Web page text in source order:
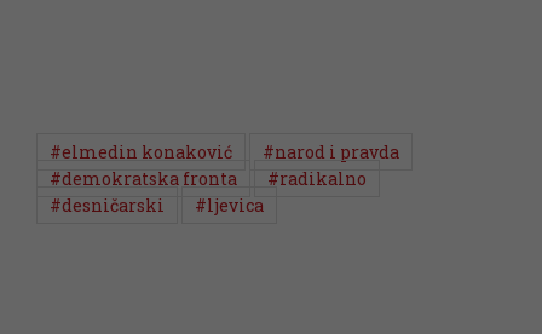
#elmedin konaković
#narod i pravda
#demokratska fronta
#radikalno
#desničarski
#ljevica